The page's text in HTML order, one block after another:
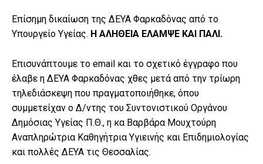
Επίσημη δικαίωση της ΔΕΥΑ Φαρκαδόνας από το
Υπουργείο Υγείας. Η ΑΛΗΘΕΙΑ ΕΛΑΜΨΕ ΚΑΙ ΠΑΛΙ.
Επισυνάπτουμε το email και το σχετικό έγγραφο που
έλαβε η ΔΕΥΑ Φαρκαδόνας χθες μετά από την τρίωρη
τηλεδιάσκεψη που πραγματοποιήθηκε, όπου
συμμετείχαν ο Δ/ντης του Συντονιστικού Οργάνου
Δημόσιας Υγείας Π.Θ., η κα Βαρβάρα Μουχτούρη
Αναπληρώτρια Καθηγήτρια Υγιεινής και Επιδημιολογίας
και πολλές ΔΕΥΑ τις Θεσσαλίας.